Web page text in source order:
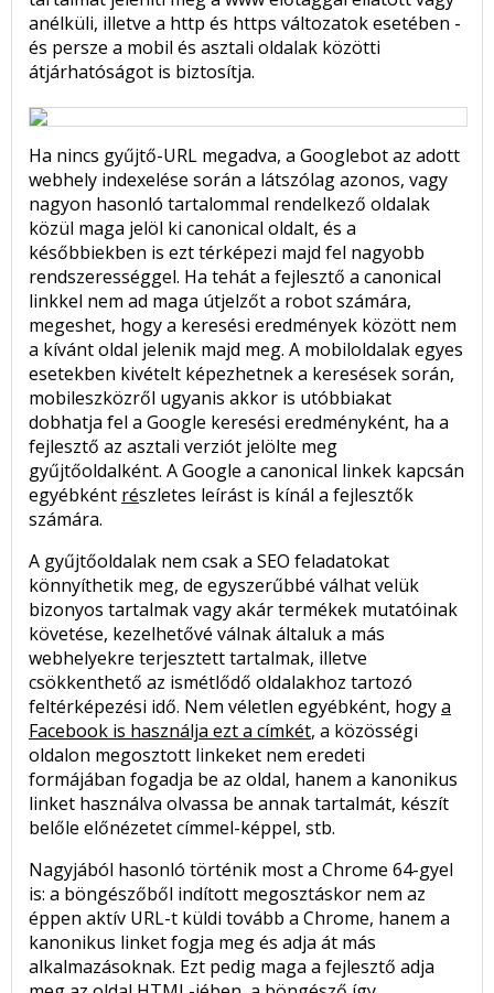
anélküli, illetve a http és https változatok esetében -
és persze a mobil és asztali oldalak közötti
átjárhatóságot is biztosítja.
Ha nincs gyűjtő-URL megadva, a Googlebot az adott
webhely indexelése során a látszólag azonos, vagy
nagyon hasonló tartalommal rendelkező oldalak
közül maga jelöl ki canonical oldalt, és a
későbbiekben is ezt térképezi majd fel nagyobb
rendszerességgel. Ha tehát a fejlesztő a canonical
linkkel nem ad maga útjelzőt a robot számára,
megeshet, hogy a keresési eredmények között nem
a kívánt oldal jelenik majd meg. A mobiloldalak egyes
esetekben kivételt képezhetnek a keresések során,
mobileszközről ugyanis akkor is utóbbiakat
dobhatja fel a Google keresési eredményként, ha a
fejlesztő az asztali verziót jelölte meg
gyűjtőoldalként. A Google a canonical linkek kapcsán
egyébként részletes leírást is kínál a fejlesztők
számára.
A gyűjtőoldalak nem csak a SEO feladatokat
könnyíthetik meg, de egyszerűbbé válhat velük
bizonyos tartalmak vagy akár termékek mutatóinak
követése, kezelhetővé válnak általuk a más
webhelyekre terjesztett tartalmak, illetve
csökkenthető az ismétlődő oldalakhoz tartozó
feltérképezési idő. Nem véletlen egyébként, hogya
Facebook is használja ezt a címkét, a közösségi
oldalon megosztott linkeket nem eredeti
formájában fogadja be az oldal, hanem a kanonikus
linket használva olvassa be annak tartalmát, készít
belőle előnézetet címmel-képpel, stb.
Nagyjából hasonló történik most a Chrome 64-gyel
is: a böngészőből indított megosztáskor nem az
éppen aktív URL-t küldi tovább a Chrome, hanem a
kanonikus linket fogja meg és adja át más
alkalmazásoknak. Ezt pedig maga a fejlesztő adja